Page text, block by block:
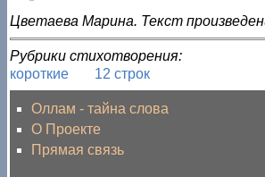
Голос за!
Цветаева Марина. Текст
Рубрики стихотворения:
короткие
12 строк
Оллам - тайна слова
О Проекте
Прямая связь